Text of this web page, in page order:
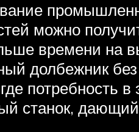
можно
времени на
долбежник
потребность
станок, дающий